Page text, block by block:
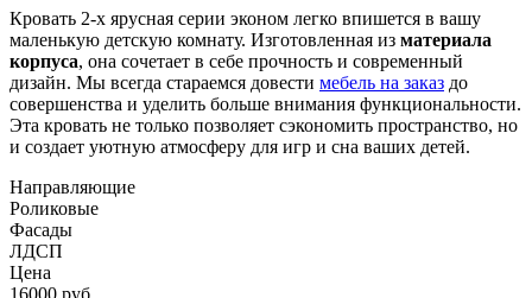
Кровать 2-х ярусная серии эконом легко впишется в вашу
маленькую детскую комнату. Изготовленная из материала
корпуса, она сочетает в себе прочность и современный
дизайн. Мы всегда стараемся довести мебель на заказ до
совершенства и уделить больше внимания функциональности.
Эта кровать не только позволяет сэкономить пространство, но
и создает уютную атмосферу для игр и сна ваших детей.
Направляющие
Роликовые
Фасады
ЛДСП
Цена
16000 руб